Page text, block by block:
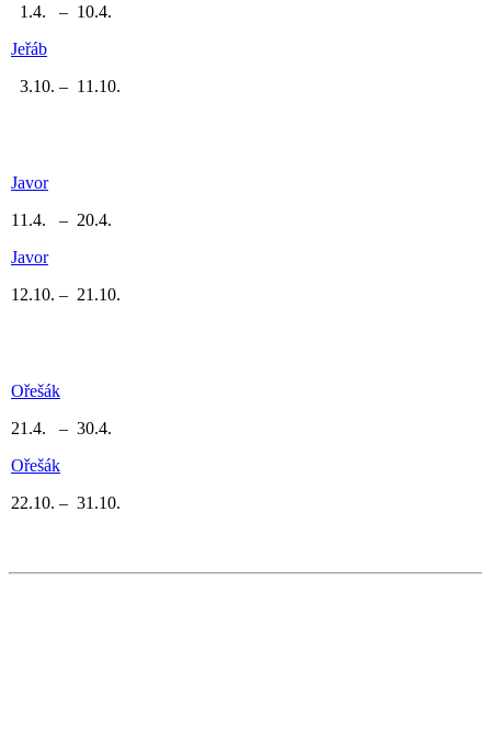
1.4. – 10.4.
Jeřáb
3.10. – 11.10.
Javor
11.4. – 20.4.
Javor
12.10. – 21.10.
Ořešák
21.4. – 30.4.
Ořešák
22.10. – 31.10.